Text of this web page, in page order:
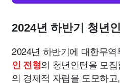
2024년 하반기 청년
2024년 하반기에 대한무
인 전형의 청년인턴을 모
의 경제적 자립을 도모하